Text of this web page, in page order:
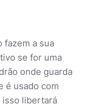
fazem a sua
se for uma
onde guarda
é usado com
isso libertará